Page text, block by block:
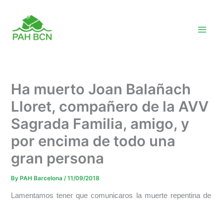
content
Ha muerto Joan Balañach
Lloret, compañero de la AVV
Sagrada Familia, amigo, y
por encima de todo una
gran persona
By PAH Barcelona/11/09/2018
Lamentamos tener que comunicaros la muerte repentina de